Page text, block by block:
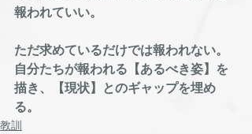
報われていい。
ただ求めているだけでは報われない。
自分たちが報われる【あるべき姿】を
描き、【現状】とのギャップを埋め
る。
教訓